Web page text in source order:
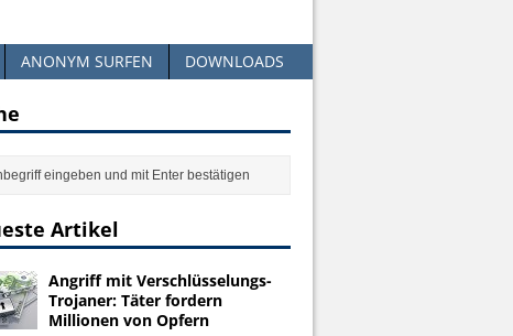
ANONYM SURFEN DOWNLOADS
Artikel
Angriff mit Verschlüsselungs-
Trojaner: Täter fordern
Millionen von Opfern